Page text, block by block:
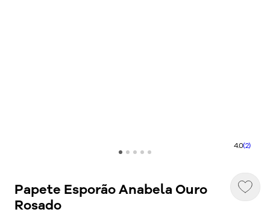
4.0(2)
Papete Esporão Anabela Ouro
Rosado